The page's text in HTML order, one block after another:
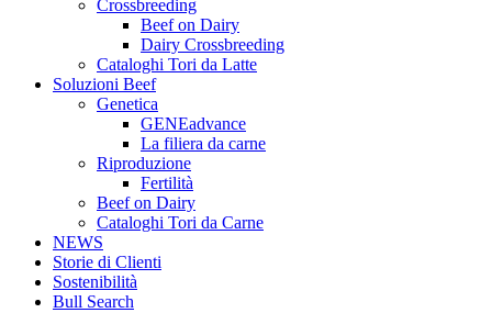
Crossbreeding
Beef on Dairy
Dairy Crossbreeding
Cataloghi Tori da Latte
Soluzioni Beef
Genetica
GENEadvance
La filiera da carne
Riproduzione
Fertilità
Beef on Dairy
Cataloghi Tori da Carne
NEWS
Storie di Clienti
Sostenibilità
Bull Search